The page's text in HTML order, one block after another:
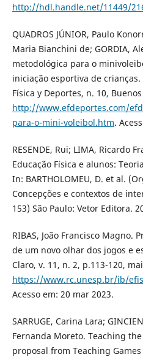
http://hdl.handle.net/11449/
QUADROS JÚNIOR, Paulo
Maria Bianchini de; GORDIA,
metodológica para o
iniciação esportiva de
Física y Deportes, n. 10,
http://www.efdeportes.com/
para-o-mini-voleibol.htm.
RESENDE, Rui; LIMA, Ricardo
Educação Física e alunos:
In: BARTHOLOMEU, D. et al.
Concepções e contextos de
153) São Paulo: Vetor Editora.
RIBAS, João Francisco Magno.
de um novo olhar dos jogos e
Claro, v. 11, n. 2, p.113-120,
https://www.rc.unesp.br/ib/
Acesso em: 20 mar 2023.
SARRUGE, Carina Lara;
Fernanda Moreto. Teaching
proposal from Teaching